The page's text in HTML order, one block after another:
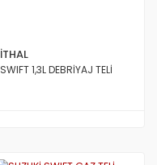
İTHAL
SWIFT 1,3L DEBRİYAJ TELİ